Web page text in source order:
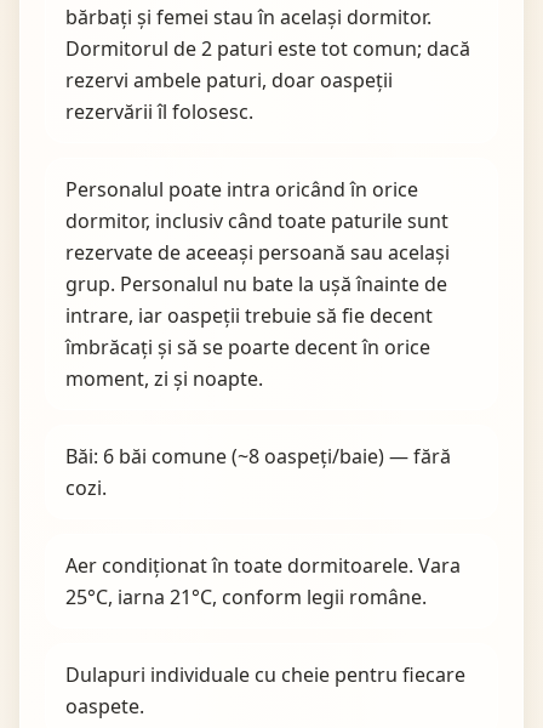
bărbați și femei stau în același dormitor.
Dormitorul de 2 paturi este tot comun; dacă
rezervi ambele paturi, doar oaspeții
rezervării îl folosesc.
Personalul poate intra oricând în orice
dormitor, inclusiv când toate paturile sunt
rezervate de aceeași persoană sau același
grup. Personalul nu bate la ușă înainte de
intrare, iar oaspeții trebuie să fie decent
îmbrăcați și să se poarte decent în orice
moment, zi și noapte.
Băi: 6 băi comune (~8 oaspeți/baie) — fără
cozi.
Aer condiționat în toate dormitoarele. Vara
25°C, iarna 21°C, conform legii române.
Dulapuri individuale cu cheie pentru fiecare
oaspete.